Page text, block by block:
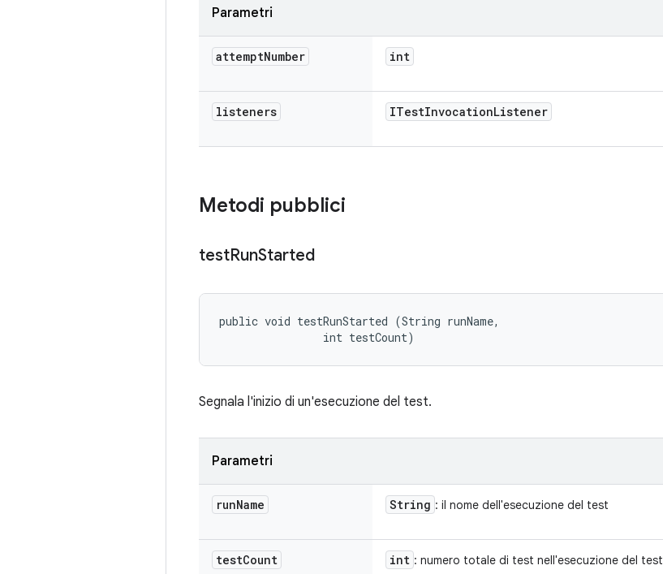
Parametri
attemptNumber int
listeners ITestInvocationListener
Metodi pubblici
testRunStarted
public void testRunStarted (String runName,
                int testCount)
Segnala l'inizio di un'esecuzione del test.
Parametri
runName String : il nome dell'esecuzione del test
testCount int : numero totale di test nell'esecuzione del test